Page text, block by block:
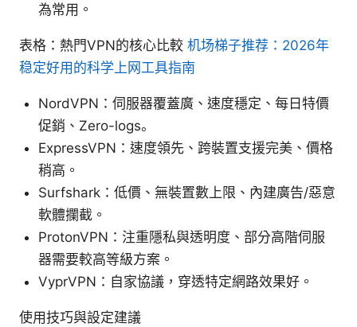
為常用。
表格：熱門VPN的核心比較 机场梯子推荐：2026年
稳定好用的科学上网工具指南
NordVPN：伺服器覆蓋廣、速度穩定、每日特價
促銷、Zero-logs。
ExpressVPN：速度領先、跨裝置支援完美、價格
稍高。
Surfshark：低價、無裝置數上限、內建廣告/惡意
軟體攔截。
ProtonVPN：注重隱私與透明度、部分高階伺服
器需要較高等級方案。
VyprVPN：自家協議，穿透特定網路效果好。
使用技巧與設定建議